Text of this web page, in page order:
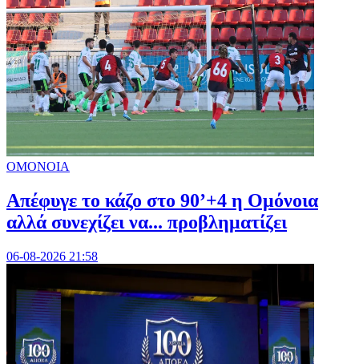
ΟΜΟΝΟΙΑ
Απέφυγε το κάζο στο 90’+4 η Ομόνοια
αλλά συνεχίζει να... προβληματίζει
06-08-2026 21:58